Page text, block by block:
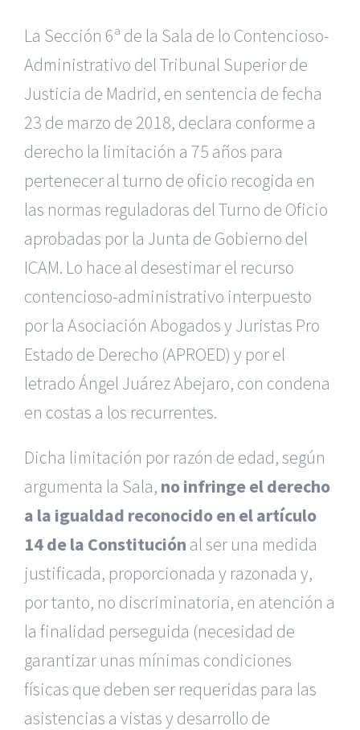
La Sección 6ª de la Sala de lo Contencioso-
Administrativo del Tribunal Superior de
Justicia de Madrid, en sentencia de fecha
23 de marzo de 2018, declara conforme a
derecho la limitación a 75 años para
pertenecer al turno de oficio recogida en
las normas reguladoras del Turno de Oficio
aprobadas por la Junta de Gobierno del
ICAM. Lo hace al desestimar el recurso
contencioso-administrativo interpuesto
por la Asociación Abogados y Juristas Pro
Estado de Derecho (APROED) y por el
letrado Ángel Juárez Abejaro, con condena
en costas a los recurrentes.
Dicha limitación por razón de edad, según
argumenta la Sala, no infringe el derecho
a la igualdad reconocido en el artículo
14 de la Constitución al ser una medida
justificada, proporcionada y razonada y,
por tanto, no discriminatoria, en atención a
la finalidad perseguida (necesidad de
garantizar unas mínimas condiciones
físicas que deben ser requeridas para las
asistencias a vistas y desarrollo de